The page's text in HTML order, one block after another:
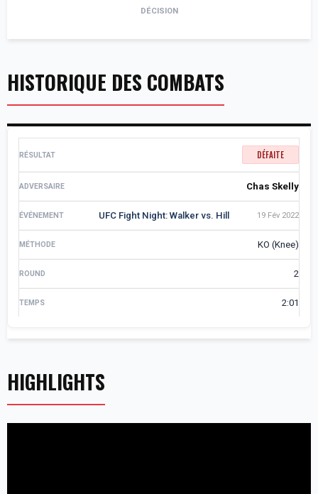
DÉCISION
HISTORIQUE DES COMBATS
DÉFAITE
Chas Skelly
UFC Fight Night: Walker vs. Hill 19 Fév 2022
KO (Knee)
2
2:01
HIGHLIGHTS